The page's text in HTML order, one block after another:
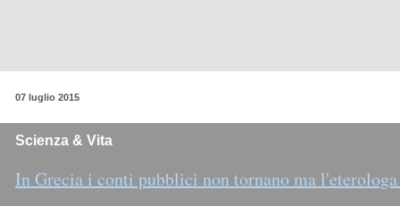
07 luglio 2015
Scienza & Vita
In Grecia i conti pubblici non tornano ma